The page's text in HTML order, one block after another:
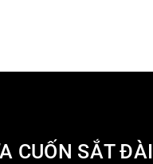
CUỐN SẮT